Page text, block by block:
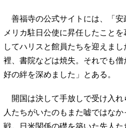
善福寺の公式サイトには、「安
メリカ駐日公使に昇任したこと
してハリスと館員たちを迎えま
裡、書院などは焼失。それでも
好の絆を深めました」とある。
開国は決して手放しで受け入れ
人たちがいたのもまた嘘ではな